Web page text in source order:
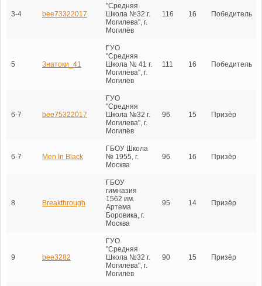
3-4 bee73322017
"Средняя
Школа №32 г.
Могилева", г.
Могилёв
116 16 Победитель
5 Знатоки_41
ГУО
"Средняя
Школа № 41 г.
Могилёва", г.
Могилёв
111 16 Победитель
6-7 bee75322017
ГУО
"Средняя
Школа №32 г.
Могилева", г.
Могилёв
96 15 Призёр
6-7 Men In Black
ГБОУ Школа
№ 1955, г.
Москва
96 16 Призёр
8 Breakthrough
ГБОУ
гимназия
1562 им.
Артема
Боровика, г.
Москва
95 14 Призёр
9 bee3282
ГУО
"Средняя
Школа №32 г.
Могилева", г.
Могилёв
90 15 Призёр